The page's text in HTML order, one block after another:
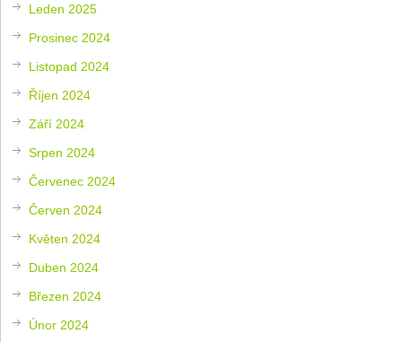
Leden 2025
Prosinec 2024
Listopad 2024
Říjen 2024
Září 2024
Srpen 2024
Červenec 2024
Červen 2024
Květen 2024
Duben 2024
Březen 2024
Únor 2024